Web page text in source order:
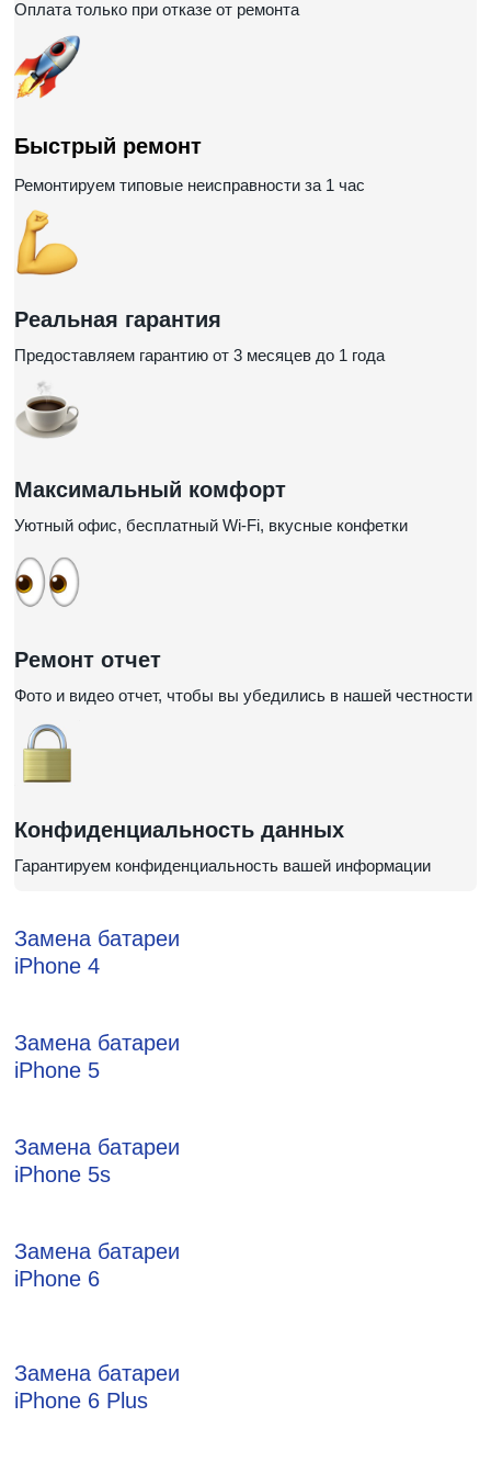
Оплата только при отказе от ремонта
Быстрый ремонт
Ремонтируем типовые неисправности за 1 час
Реальная гарантия
Предоставляем гарантию от 3 месяцев до 1 года
Максимальный комфорт
Уютный офис, бесплатный Wi-Fi, вкусные конфетки
Ремонт отчет
Фото и видео отчет, чтобы вы убедились в нашей честности
Конфиденциальность данных
Гарантируем конфиденциальность вашей информации
Замена батареи
iPhone 4
Замена батареи
iPhone 5
Замена батареи
iPhone 5s
Замена батареи
iPhone 6
Замена батареи
iPhone 6 Plus